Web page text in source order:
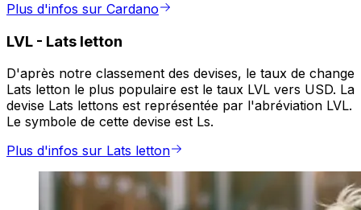
Plus d'infos sur Cardano
LVL - Lats letton
D'après notre classement des devises, le taux de change
Lats letton le plus populaire est le taux LVL vers USD. La
devise Lats lettons est représentée par l'abréviation LVL.
Le symbole de cette devise est Ls.
Plus d'infos sur Lats letton